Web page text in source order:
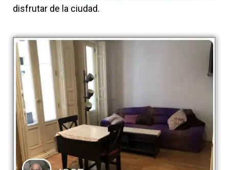
disfrutar de la ciudad.